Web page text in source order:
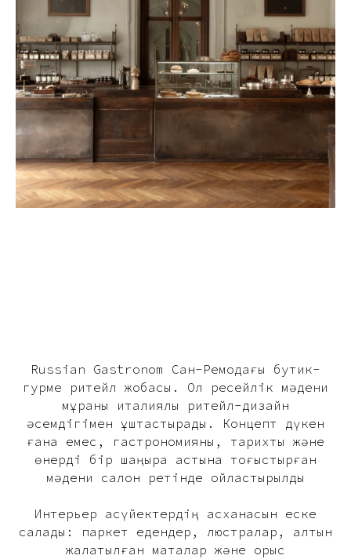
Russian Gastronom Сан-Ремодағы бутик-
гурме ритейл жобасы. Ол ресейлік мәдени
мұраны италиялық ритейл-дизайн
әсемдігімен ұштастырады. Концепт дүкен
ғана емес, гастрономияны, тарихты және
өнерді бір шаңырақ астына тоғыстырған
мәдени салон ретінде ойластырылды
Интерьер ақсүйектердің асханасын еске
салады: паркет едендер, люстралар, алтын
жалатылған маталар және орыс